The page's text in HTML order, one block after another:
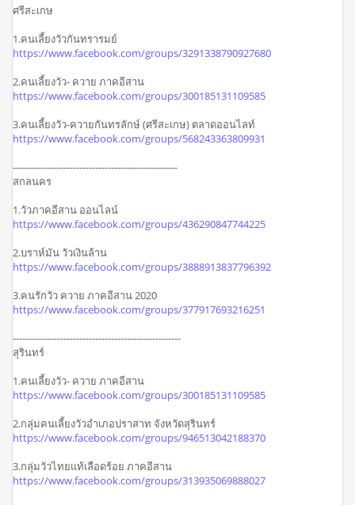
ศรีสะเกษ
1.คนเลี้ยงวัวกันทรารมย์
https://www.facebook.com/groups/3291338790927680
2.คนเลี้ยงวัว- ควาย ภาคอีสาน
https://www.facebook.com/groups/300185131109585
3.คนเลี้ยงวัว-ควายกันทรลักษ์ (ศรีสะเกษ) ตลาดออนไลท์
https://www.facebook.com/groups/568243363809931
----------------------------------------------------
สกลนคร
1.วัวภาคอีสาน ออนไลน์
https://www.facebook.com/groups/436290847744225
2.บราห์มัน วัวเงินล้าน
https://www.facebook.com/groups/3888913837796392
3.คนรักวัว ควาย ภาคอีสาน 2020
https://www.facebook.com/groups/377917693216251
-----------------------------------------------------
สุรินทร์
1.คนเลี้ยงวัว- ควาย ภาคอีสาน
https://www.facebook.com/groups/300185131109585
2.กลุ่มคนเลี้ยงวัวอำเภอปราสาท จังหวัดสุรินทร์
https://www.facebook.com/groups/946513042188370
3.กลุ่มวัวไทยแท้เลือดร้อย ภาคอีสาน
https://www.facebook.com/groups/313935069888027